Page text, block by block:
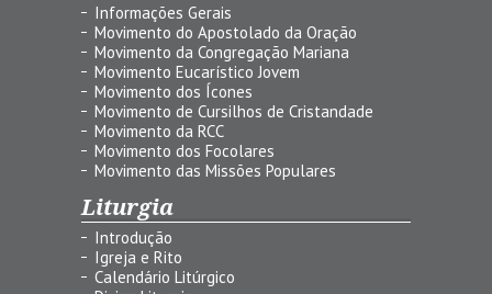
Informações Gerais
Movimento do Apostolado da Oração
Movimento da Congregação Mariana
Movimento Eucarístico Jovem
Movimento dos Ícones
Movimento de Cursilhos de Cristandade
Movimento da RCC
Movimento dos Focolares
Movimento das Missões Populares
Liturgia
Introdução
Igreja e Rito
Calendário Litúrgico